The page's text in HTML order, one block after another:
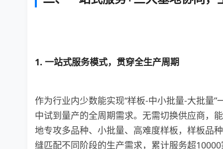
1. 一站式服务模式，贯穿全生产周期
作为行业内少数能实现“样板-中小批量-大批量
中试到量产的全周期需求。无需切换供应商，
地专攻多品种、小批量、高难度样板，样板品
缝匹配不同阶段的生产需求，累计服务超